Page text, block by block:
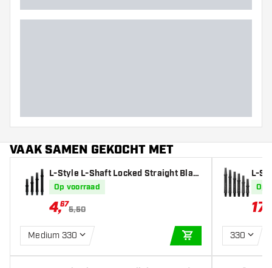
VAAK SAMEN GEKOCHT MET
L-Style L-Shaft Locked Straight Blac
k - Dart Shafts
Op voorraad
4,67
5,50
Medium 330
IN WINKELWAGEN
L-
hafts
Op
17
330